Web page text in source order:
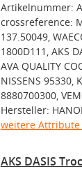
Artikelnummer:
crossreference:
137.50049,
1800D111, AKS
AVA QUALITY
NISSENS 95330,
8880700300,
Hersteller:
weitere Attribute
AKS DASIS